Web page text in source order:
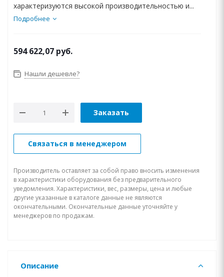
характеризуются высокой производительностью и...
Подробнее
594 622,07 руб.
Нашли дешевле?
Заказать
Связаться в менеджером
Производитель оставляет за собой право вносить изменения
в характеристики оборудования без предварительного
уведомления. Характеристики, вес, размеры, цена и любые
другие указанные в каталоге данные не являются
окончательными. Окончательные данные уточняйте у
менеджеров по продажам.
Описание